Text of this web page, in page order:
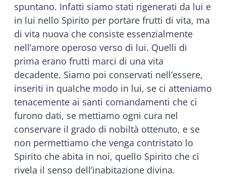
spuntano. Infatti siamo stati rigenerati da lui e
in lui nello Spirito per portare frutti di vita, ma
di vita nuova che consiste essenzialmente
nell’amore operoso verso di lui. Quelli di
prima erano frutti marci di una vita
decadente. Siamo poi conservati nell’essere,
inseriti in qualche modo in lui, se ci atteniamo
tenacemente ai santi comandamenti che ci
furono dati, se mettiamo ogni cura nel
conservare il grado di nobiltà ottenuto, e se
non permettiamo che venga contristato lo
Spirito che abita in noi, quello Spirito che ci
rivela il senso dell’inabitazione divina.